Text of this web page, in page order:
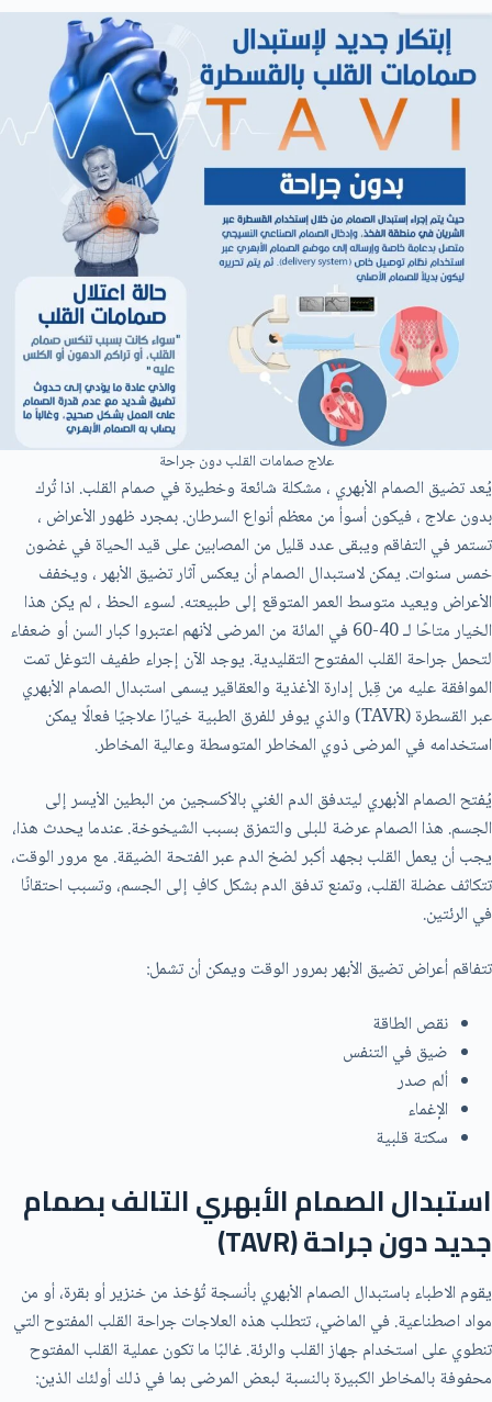
علاج صمامات القلب دون جراحة
يُعد تضيق الصمام الأبهري ، مشكلة شائعة وخطيرة في صمام القلب. اذا تُرك
بدون علاج ، فيكون أسوأ من معظم أنواع السرطان. بمجرد ظهور الأعراض ،
تستمر في التفاقم ويبقى عدد قليل من المصابين على قيد الحياة في غضون
خمس سنوات. يمكن لاستبدال الصمام أن يعكس آثار تضيق الأبهر ، ويخفف
الأعراض ويعيد متوسط ​​العمر المتوقع إلى طبيعته. لسوء الحظ ، لم يكن هذا
الخيار متاحًا لـ 40-60 في المائة من المرضى لأنهم اعتبروا كبار السن أو ضعفاء
لتحمل جراحة القلب المفتوح التقليدية. يوجد الآن إجراء طفيف التوغل تمت
الموافقة عليه من قِبل إدارة الأغذية والعقاقير يسمى استبدال الصمام الأبهري
عبر القسطرة (TAVR) والذي يوفر للفرق الطبية خيارًا علاجيًا فعالًا يمكن
استخدامه في المرضى ذوي المخاطر المتوسطة وعالية المخاطر.
يُفتح الصمام الأبهري ليتدفق الدم الغني بالأكسجين من البطين الأيسر إلى
الجسم. هذا الصمام عرضة للبلى والتمزق بسبب الشيخوخة. عندما يحدث هذا،
يجب أن يعمل القلب بجهد أكبر لضخ الدم عبر الفتحة الضيقة. مع مرور الوقت،
تتكاثف عضلة القلب، وتمنع تدفق الدم بشكل كافٍ إلى الجسم، وتسبب احتقانًا
في الرئتين.
تتفاقم أعراض تضيق الأبهر بمرور الوقت ويمكن أن تشمل:
نقص الطاقة
ضيق في التنفس
ألم صدر
الإغماء
سكتة قلبية
استبدال الصمام الأبهري التالف بصمام
جديد دون جراحة (TAVR
)
يقوم الاطباء باستبدال الصمام الأبهري بأنسجة تُؤخذ من خنزير أو بقرة، أو من
مواد اصطناعية. في الماضي، تتطلب هذه العلاجات جراحة القلب المفتوح التي
تنطوي على استخدام جهاز القلب والرئة. غالبًا ما تكون عملية القلب المفتوح
محفوفة بالمخاطر الكبيرة بالنسبة لبعض المرضى بما في ذلك أولئك الذين: